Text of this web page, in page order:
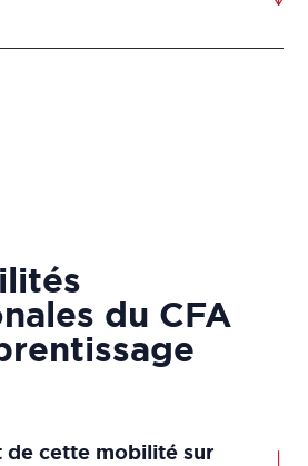
du CFA
de cette mobilité sur